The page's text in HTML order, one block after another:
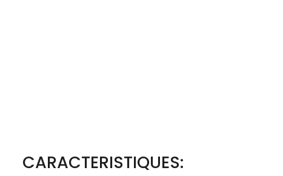
CARACTERISTIQUES: